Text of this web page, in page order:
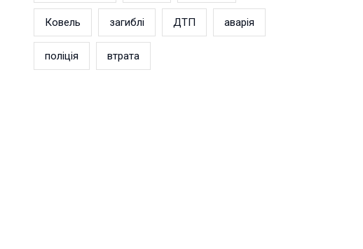
Ковель загиблі ДТП аварія
поліція втрата